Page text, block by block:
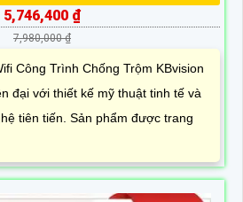
5,746,400 ₫
7,980,000 ₫
Công Trình Chống Trộm KBvision
đại với thiết kế mỹ thuật tinh tế và
tiên tiến. Sản phẩm được trang